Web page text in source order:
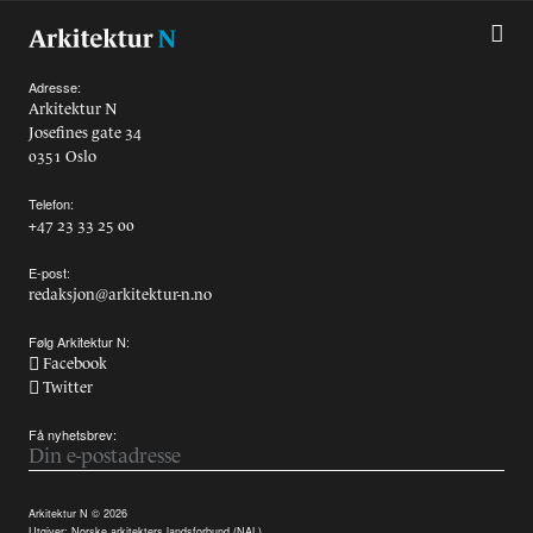
Alle utgaver
Abonnere
Made in Norway
Bokomtaler
Arkitekter
Adresse:
Arkitektur N
Josefines gate 34
0351 Oslo
Telefon:
+47 23 33 25 00
E-post:
redaksjon@arkitektur-n.no
Følg Arkitektur N:
Facebook
Twitter
Få nyhetsbrev:
Arkitektur N © 2026